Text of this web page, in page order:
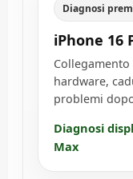
Diagnosi
iPhone 16
hardware,
problemi
Diagnosi
Max